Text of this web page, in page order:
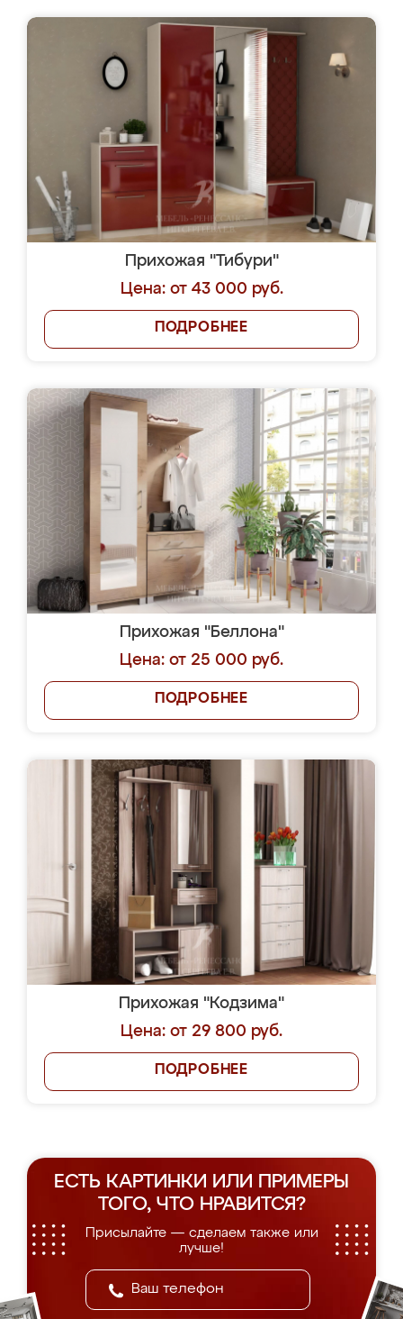
Прихожая "Тибури"
Цена: от 43 000 руб.
ПОДРОБНЕЕ
Прихожая "Беллона"
Цена: от 25 000 руб.
ПОДРОБНЕЕ
Прихожая "Кодзима"
Цена: от 29 800 руб.
ПОДРОБНЕЕ
ЕСТЬ КАРТИНКИ ИЛИ ПРИМЕРЫ
ТОГО, ЧТО НРАВИТСЯ?
Присылайте — сделаем также или
лучше!